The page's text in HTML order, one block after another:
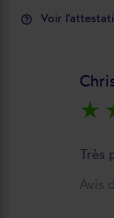
help_outline Voir
star_rate
Très
Avis